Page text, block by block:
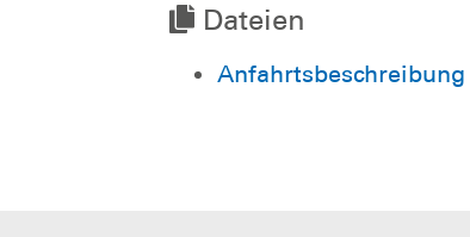
Dateien
Anfahrtsbeschreibung